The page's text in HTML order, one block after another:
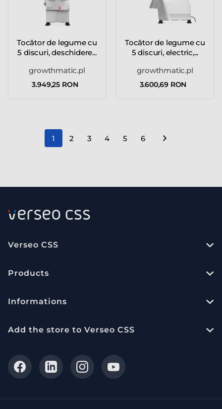
Tocător de legume cu
5 discuri, deschidere...
growthmatic.pl
3.949,25 RON
Tocător de legume cu
5 discuri, electric,...
growthmatic.pl
3.600,69 RON
1 2 3 4 5 6
Verseo CSS
Products
Informations
Add the store to Verseo CSS